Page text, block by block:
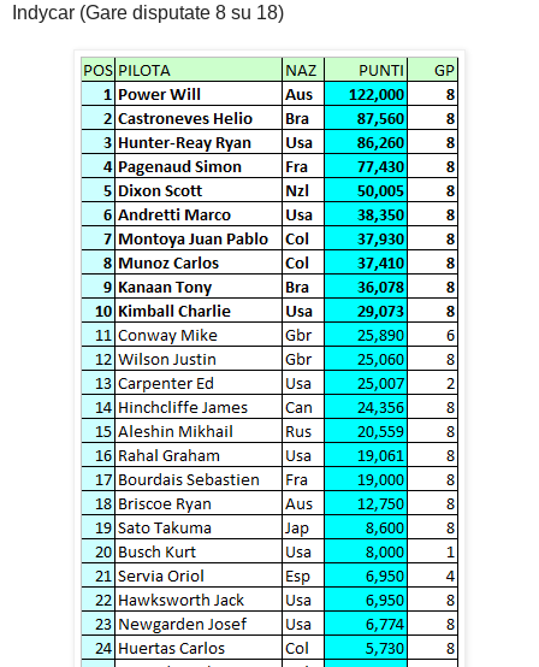
Indycar (Gare disputate 8 su 18)